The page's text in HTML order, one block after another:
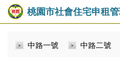
桃園市社會住宅申租
中路一號 中路二號